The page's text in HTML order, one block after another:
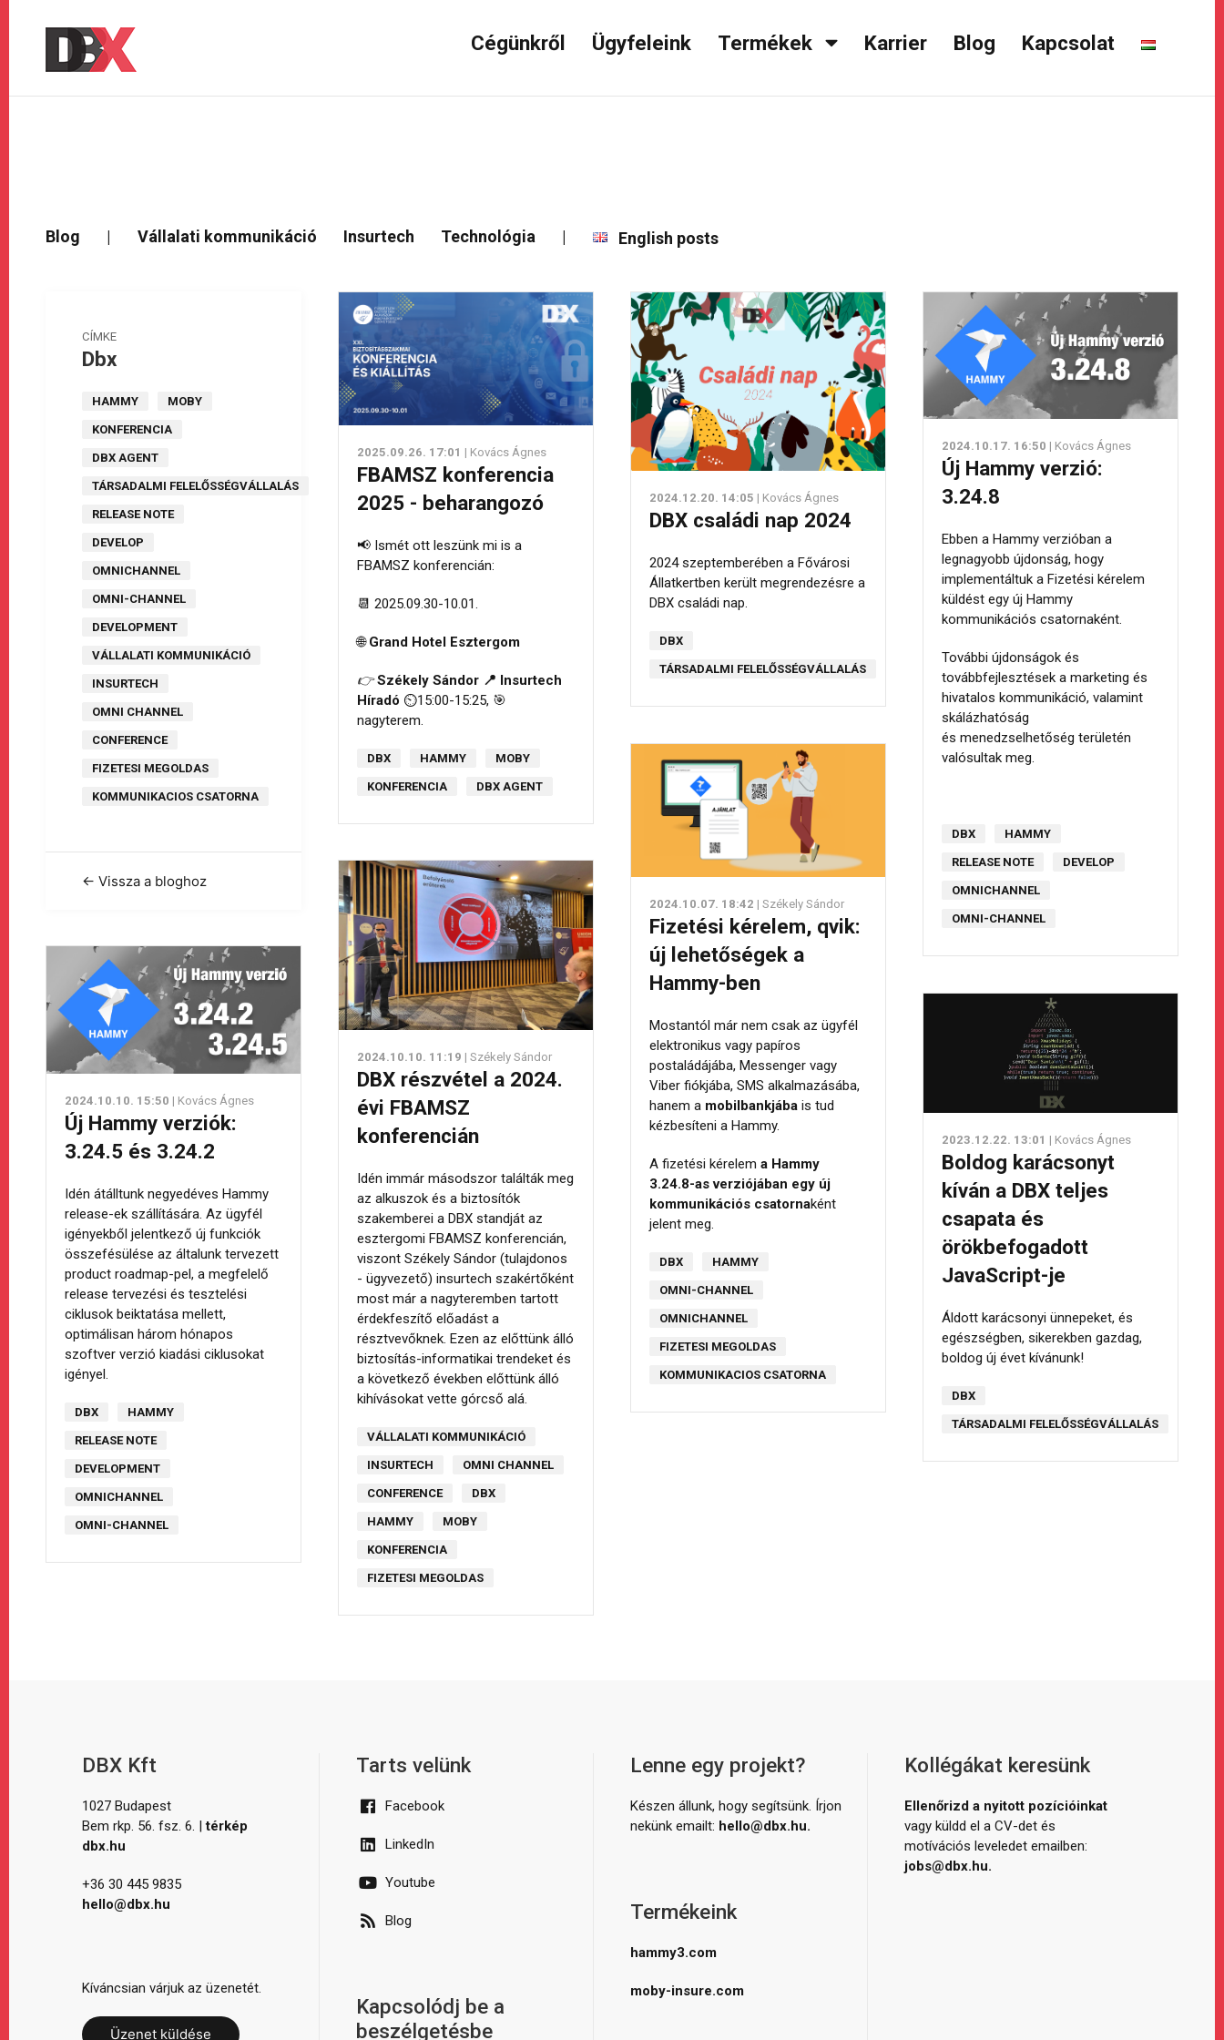
Cégünkről Ügyfeleink Termékek Karrier Blog Kapcsolat
Blog | Vállalati kommunikáció Insurtech Technológia | English posts
CÍMKE
Dbx
HAMMY MOBY
KONFERENCIA
DBX AGENT
TÁRSADALMI FELELŐSSÉGVÁLLALÁS
RELEASE NOTE
DEVELOP
OMNICHANNEL
OMNI-CHANNEL
DEVELOPMENT
VÁLLALATI KOMMUNIKÁCIÓ
INSURTECH
OMNI CHANNEL
CONFERENCE
FIZETESI MEGOLDAS
KOMMUNIKACIOS CSATORNA
← Vissza a bloghoz
2025.09.26. 17:01 | Kovács Ágnes
FBAMSZ konferencia
2025 - beharangozó
📢 Ismét ott leszünk mi is a
FBAMSZ konferencián:
📆 2025.09.30-10.01.
🌐Grand Hotel Esztergom
👉️Székely Sándor 📍 Insurtech
Híradó ⏲️15:00-15:25, 🎯
nagyterem.
DBX HAMMY MOBY
KONFERENCIA DBX AGENT
2024.12.20. 14:05 | Kovács Ágnes
DBX családi nap 2024
2024 szeptemberében a Fővárosi
Állatkertben került megrendezésre a
DBX családi nap.
DBX
TÁRSADALMI FELELŐSSÉGVÁLLALÁS
2024.10.17. 16:50 | Kovács Ágnes
Új Hammy verzió:
3.24.8
Ebben a Hammy verzióban a
legnagyobb újdonság, hogy
implementáltuk a Fizetési kérelem
küldést egy új Hammy
kommunikációs csatornaként.
További újdonságok és
továbbfejlesztések a marketing és
hivatalos kommunikáció, valamint
skálázhatóság
és menedzselhetőség területén
valósultak meg.
DBX HAMMY
RELEASE NOTE DEVELOP
OMNICHANNEL
OMNI-CHANNEL
2024.10.10. 15:50 | Kovács Ágnes
Új Hammy verziók:
3.24.5 és 3.24.2
Idén átálltunk negyedéves Hammy
release-ek szállítására. Az ügyfél
igényekből jelentkező új funkciók
összefésülése az általunk tervezett
product roadmap-pel, a megfelelő
release tervezési és tesztelési
ciklusok beiktatása mellett,
optimálisan három hónapos
szoftver verzió kiadási ciklusokat
igényel.
DBX HAMMY
RELEASE NOTE
DEVELOPMENT
OMNICHANNEL
OMNI-CHANNEL
2024.10.10. 11:19 | Székely Sándor
DBX részvétel a 2024.
évi FBAMSZ
konferencián
Idén immár másodszor találták meg
az alkuszok és a biztosítók
szakemberei a DBX standját az
esztergomi FBAMSZ konferencián,
viszont Székely Sándor (tulajdonos
- ügyvezető) insurtech szakértőként
most már a nagyteremben tartott
érdekfeszítő előadást a
résztvevőknek. Ezen az előttünk álló
biztosítás-informatikai trendeket és
a következő években előttünk álló
kihívásokat vette górcső alá.
VÁLLALATI KOMMUNIKÁCIÓ
INSURTECH OMNI CHANNEL
CONFERENCE DBX
HAMMY MOBY
KONFERENCIA
FIZETESI MEGOLDAS
2024.10.07. 18:42 | Székely Sándor
Fizetési kérelem, qvik:
új lehetőségek a
Hammy-ben
Mostantól már nem csak az ügyfél
elektronikus vagy papíros
postaládájába, Messenger vagy
Viber fiókjába, SMS alkalmazásába,
hanem a mobilbankjába is tud
kézbesíteni a Hammy.
A fizetési kérelem a Hammy
3.24.8-as verziójában egy új
kommunikációs csatornaként
jelent meg.
DBX HAMMY
OMNI-CHANNEL
OMNICHANNEL
FIZETESI MEGOLDAS
KOMMUNIKACIOS CSATORNA
2023.12.22. 13:01 | Kovács Ágnes
Boldog karácsonyt
kíván a DBX teljes
csapata és
örökbefogadott
JavaScript-je
Áldott karácsonyi ünnepeket, és
egészségben, sikerekben gazdag,
boldog új évet kívánunk!
DBX
TÁRSADALMI FELELŐSSÉGVÁLLALÁS
DBX Kft
1027 Budapest
Bem rkp. 56. fsz. 6. |térkép
dbx.hu
+36 30 445 9835
hello@dbx.hu
Kíváncsian várjuk az üzenetét.
Üzenet küldése
Tarts velünk
Facebook
LinkedIn
Youtube
Blog
Kapcsolódj be a
beszélgetésbe
Lenne egy projekt?
Készen állunk, hogy segítsünk. Írjon
nekünk emailt: hello@dbx.hu.
Termékeink
hammy3.com
moby-insure.com
Kollégákat keresünk
Ellenőrizd a nyitott pozícióinkat
vagy küldd el a CV-det és
motívációs leveledet emailben:
jobs@dbx.hu.